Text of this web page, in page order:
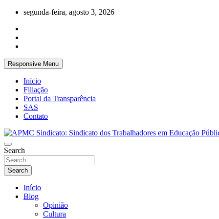
Skip
content
segunda-feira, agosto 3, 2026
Responsive Menu
Início
Filiação
Portal da Transparência
SAS
Contato
APMC Sindicato: Sindicato dos
APMC Sindicato dos Trabalhadores em educação pública do
Search
Search
Início
Blog
Opinião
Cultura